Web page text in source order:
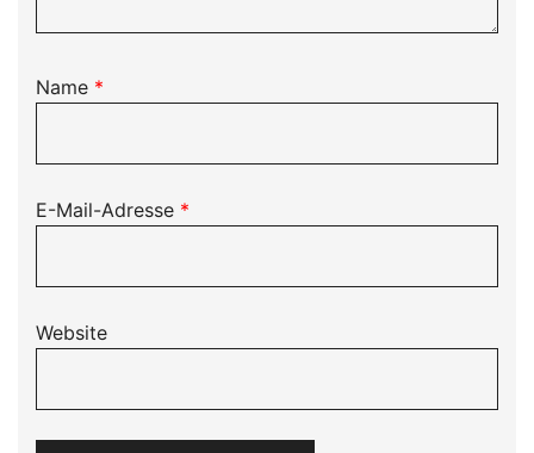
Name *
E-Mail-Adresse *
Website